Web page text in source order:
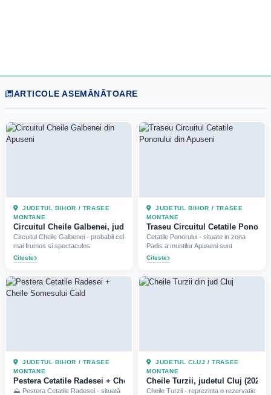
ARTICOLE ASEMĂNĂTOARE
JUDETUL BIHOR / TRASEE
MONTANE
Circuitul Cheile Galbenei, jud Bihor (2023)
Circuitul Cheile Galbenei - probabil cel
mai frumos si spectaculos
Citeste
JUDETUL BIHOR / TRASEE
MONTANE
Traseu Circuitul Cetatile
Cetatile Ponorului - situate in zona
Padis a muntilor Apuseni sunt
Citeste
JUDETUL BIHOR / TRASEE
MONTANE
Pestera Cetatile Radesei + Cheile Somesului Cald (2025)
⛰️ Pestera Cetatile Radesei - situată
JUDETUL CLUJ / TRASEE
MONTANE
Cheile Turzii, judetul Cluj (2023)
Cheile Turzii - reprezinta o rezervatie